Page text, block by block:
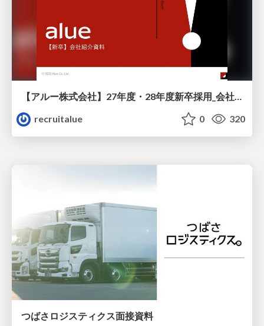
【アルー株式会社】27年度・28年度新卒採用_会社説明資料
recruitalue
0 320
つばさロジスティクス面接資料